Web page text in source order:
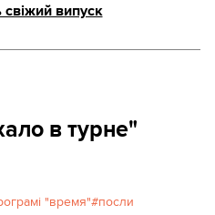
випуск
в турне"
"время" посли